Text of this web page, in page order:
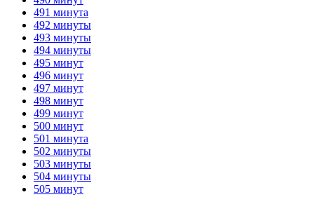
491 минута
492 минуты
493 минуты
494 минуты
495 минут
496 минут
497 минут
498 минут
499 минут
500 минут
501 минута
502 минуты
503 минуты
504 минуты
505 минут